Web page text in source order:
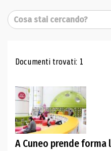
Cerca
Risultati di
Documenti trovati: 1
A Cuneo prende